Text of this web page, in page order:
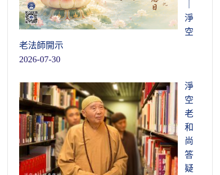
淨
空
老法師開示
2026-07-30
淨
空
老
和
尚
答
疑